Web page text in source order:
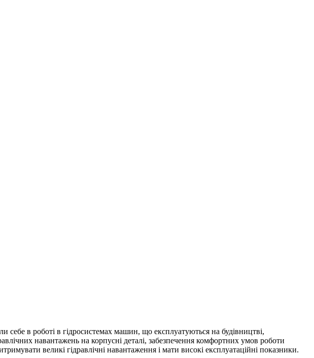
в роботі в гідросистемах машин, що експлуатуються на будівництві,
навантажень на корпусні деталі, забезпечення комфортних умов роботи
великі гідравлічні навантаження і мати високі експлуатаційні показники.